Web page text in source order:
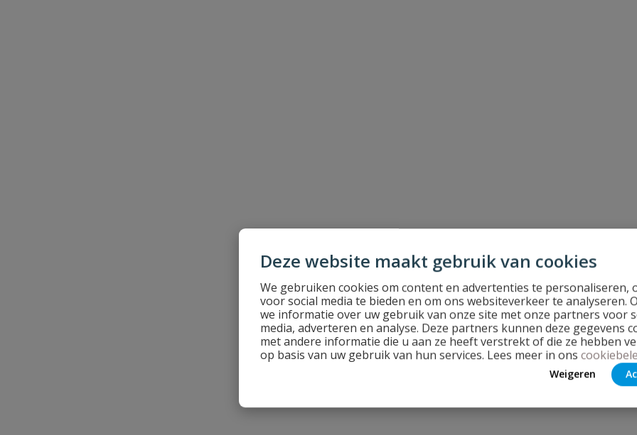
Deze website maakt gebruik van cookies
We gebruiken cookies om content en advertenties te personaliseren,
voor social media te bieden en om ons websiteverkeer te analyseren.
we informatie over uw gebruik van onze site met onze partners voor
media, adverteren en analyse. Deze partners kunnen deze gegevens
met andere informatie die u aan ze heeft verstrekt of die ze hebben
op basis van uw gebruik van hun services. Lees meer in ons
Weigeren